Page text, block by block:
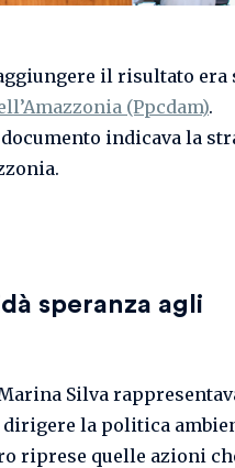
il risultato era
(Ppcdam).
indicava la
speranza agli
Silva
dirigere la politica
riprese quelle azioni